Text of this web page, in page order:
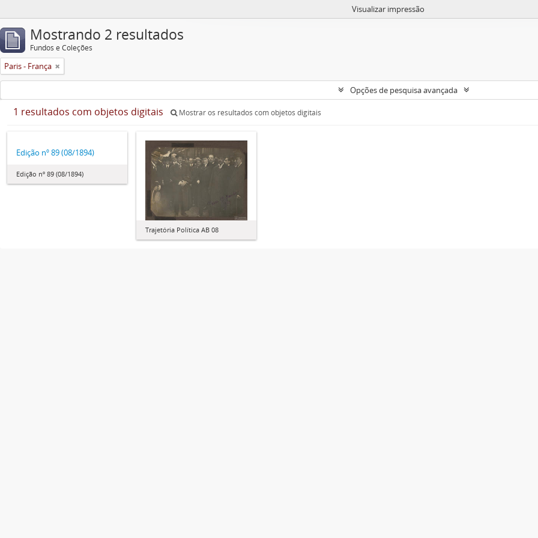
Visualizar impressão
Mostrando 2 resultados
Fundos e Coleções
Paris - França
Opções de pesquisa avançada
1 resultados com objetos digitais Mostrar os resultados com objetos digitais
Edição nº 89 (08/1894)
Edição nº 89 (08/1894)
Trajetória Política AB 08